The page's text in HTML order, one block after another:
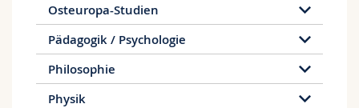
Osteuropa-Studien
Pädagogik / Psychologie
Philosophie
Physik